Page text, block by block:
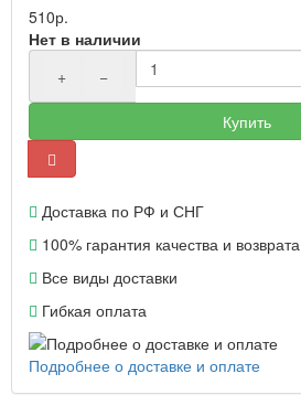
510р.
Нет в наличии
+
−
Купить
Доставка по РФ и СНГ
100% гарантия качества и возврата
Все виды доставки
Гибкая оплата
Подробнее о доставке и оплате